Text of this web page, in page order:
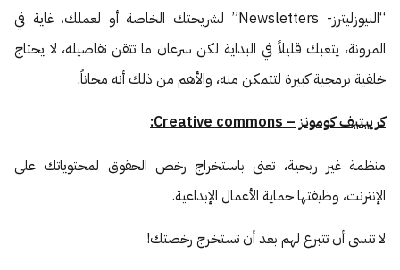
“النيوزليترز- Newsletters” لشريحتك الخاصة أو لعملك، غاية في
المرونة، يتعبك قليلاً في البداية لكن سرعان ما تتقن تفاصيله، لا يحتاج
خلفية برمجية كبيرة لتتمكن منه، والأهم من ذلك أنه مجاناً.
كرييتيف كومونز – Creative commons:
منظمة غير ربحية، تعنى باستخراج رخص الحقوق لمحتوياتك على
الإنترنت، وظيفتها حماية الأعمال الإبداعية.
لا تنسى أن تتبرع لهم بعد أن تستخرج رخصتك!